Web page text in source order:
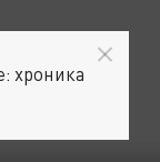
хроника